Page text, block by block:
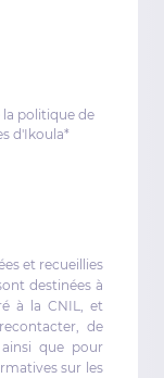
politique de
d'Ikoula*
et recueillies
destinées à
à la CNIL, et
de
que pour
sur les